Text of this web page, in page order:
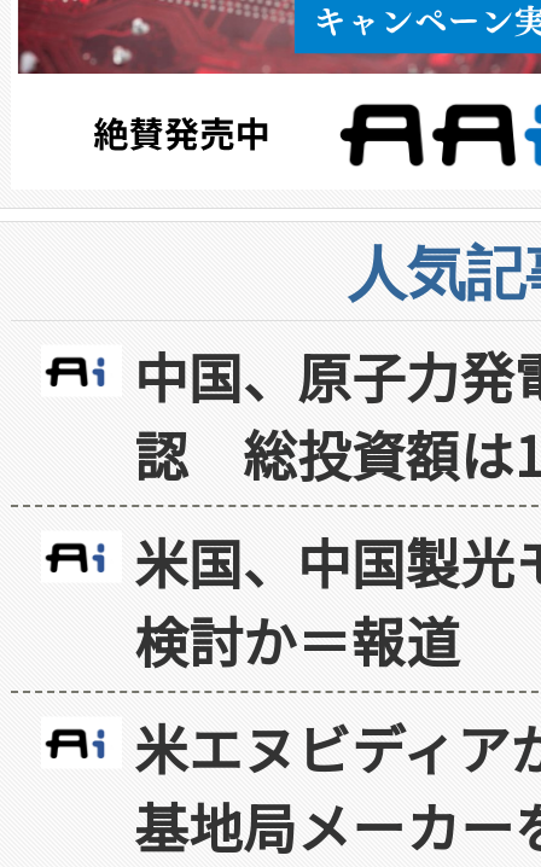
人気
中国、原子力
認 総投資額は
米国、中国製光
検討か＝報道
米エヌビディア
基地局メーカー